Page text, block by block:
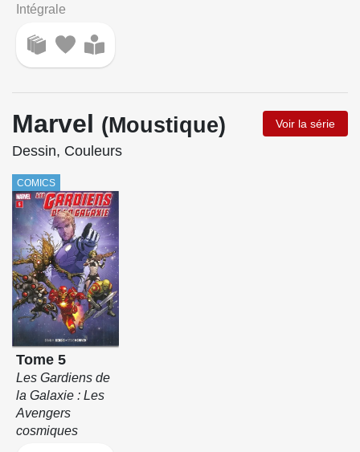
Intégrale
Marvel (Moustique) Voir la série
Dessin, Couleurs
COMICS
Tome 5
Les Gardiens de
la Galaxie : Les
Avengers
cosmiques